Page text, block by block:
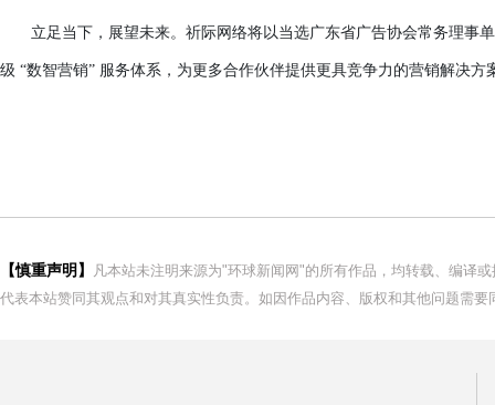
立足当下，展望未来。祈际网络将以当选广东省广告协会常务理事
级 “数智营销” 服务体系，为更多合作伙伴提供更具竞争力的营销解决
【慎重声明】
凡本站未注明来源为"环球新闻网"的所有作品，均转载、编译
代表本站赞同其观点和对其真实性负责。如因作品内容、版权和其他问题需